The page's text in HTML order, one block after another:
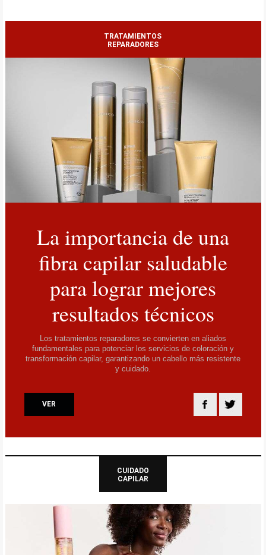
TRATAMIENTOS
REPARADORES
La importancia de una
fibra capilar saludable
para lograr mejores
resultados técnicos
Los tratamientos reparadores se convierten en aliados
fundamentales para potenciar los servicios de coloración y
transformación capilar, garantizando un cabello más resistente
y cuidado.
VER
CUIDADO
CAPILAR